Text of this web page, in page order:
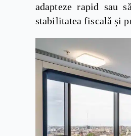
adapteze rapid sau
stabilitatea fiscală și